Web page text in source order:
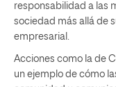
responsabilidad a las
sociedad más allá de
empresarial.
Acciones como la de
un ejemplo de cómo